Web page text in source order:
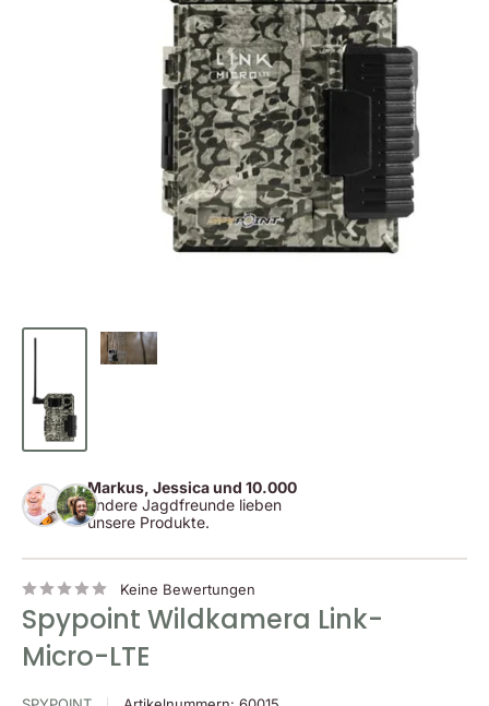
Markus, Jessica und 10.000
andere Jagdfreunde lieben
unsere Produkte.
Keine Bewertungen
Spypoint Wildkamera Link-
Micro-LTE